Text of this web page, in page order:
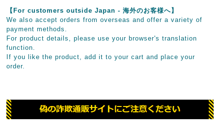
【For customers outside Japan - 海外のお客様へ】
We also accept orders from overseas and offer a variety of
payment methods.
For product details, please use your browser's translation
function.
If you like the product, add it to your cart and place your
order.